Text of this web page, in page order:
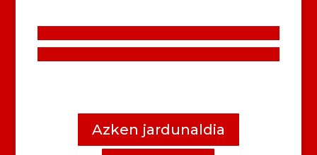
Azken jardunaldia